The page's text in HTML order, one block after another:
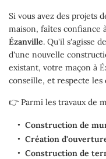
Si vous avez des projets
maison, faîtes confiance
Ézanville. Qu'il s'agisse
d'une nouvelle
existant, votre maçon à
conseille, et respecte les
👉 Parmi les travaux de
Construction de
Création
Construction de